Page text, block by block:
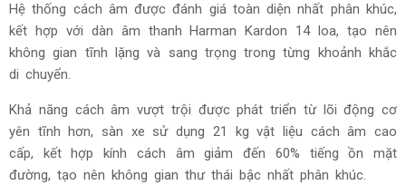
Ghế lái cũng được trang bị tương tự với khả năng điều khiển
ghế phụ ngay tại vị trí người lái. Bước vào khoang nội thất,
khách hàng dễ dàng cảm nhận sự hiện đại đến từ vô lăng
thể thao tích hợp cần số, màn hình giải trí 15 inch độ phân